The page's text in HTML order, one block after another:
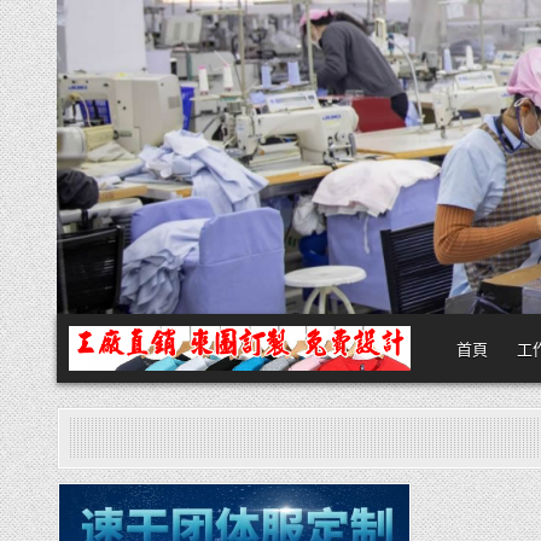
Skip
to
content
團體服
團體服製作,公司企業工作制服POLO衫T恤訂製推薦,做班系校服定製價格,
首頁 工
Posted